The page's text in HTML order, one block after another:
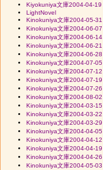
Kiyokuniya文庫2004-04-19
LightNovel
Kinokuniya文庫2004-05-31
Kinokuniya文庫2004-06-07
Kinokuniya文庫2004-06-14
Kinokuniya文庫2004-06-21
Kinokuniya文庫2004-06-28
Kinokuniya文庫2004-07-05
Kinokuniya文庫2004-07-12
Kinokuniya文庫2004-07-19
Kinokuniya文庫2004-07-26
Kinokuniya文庫2004-08-02
Kinokuniya文庫2004-03-15
Kinokuniya文庫2004-03-22
Kinokuniya文庫2004-03-29
Kinokuniya文庫2004-04-05
Kinokuniya文庫2004-04-12
Kinokuniya文庫2004-04-19
Kinokuniya文庫2004-04-26
Kinokuniya文庫2004-05-03